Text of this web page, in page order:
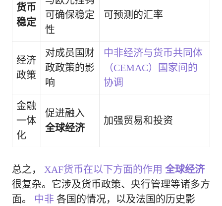
货币
稳定
可确保稳定
性
可预测的汇率
经济
政策
对成员国财
政政策的影
响
中非经济与货币共同体
（CEMAC）国家间的
协调
金融
一体
化
促进融入
全球经济
加强贸易和投资
总之， XAF货币在以下方面的作用 全球经济
很复杂。它涉及货币政策、央行管理等诸多方
面。 中非 各国的情况，以及法国的历史影